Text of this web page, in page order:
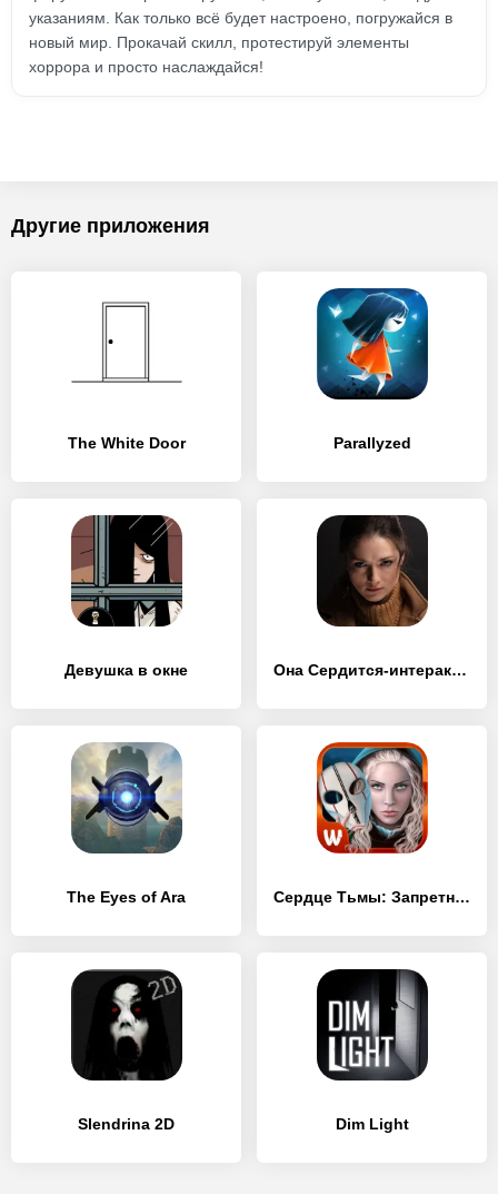
указаниям. Как только всё будет настроено, погружайся в
новый мир. Прокачай скилл, протестируй элементы
хоррора и просто наслаждайся!
Другие приложения
The White Door Parallyzed
Девушка в окне Она Сердится-интерактив. кино
The Eyes of Ara Сердце Тьмы: Запретный город
Slendrina 2D Dim Light